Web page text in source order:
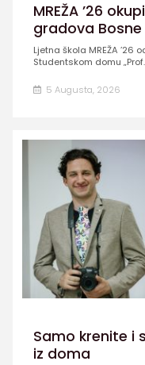
MREŽA ’26
gradova
Ljetna škola MREŽA ’26
Studentskom domu
5 Augusta, 2026
Samo krenite i
iz doma